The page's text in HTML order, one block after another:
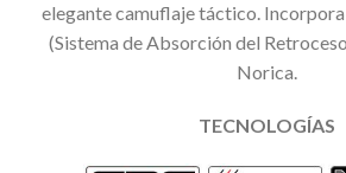
elegante camuflaje táctico.
(Sistema de Absorción del
Norica.
TECNOLOGÍAS